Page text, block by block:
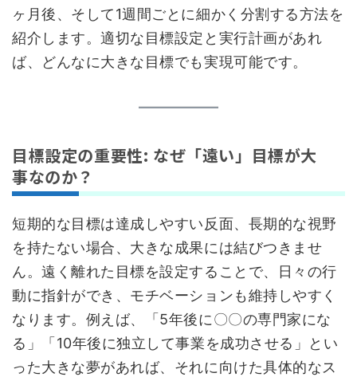
ヶ月後、そして1週間ごとに細かく分割する方法を
紹介します。適切な目標設定と実行計画があれ
ば、どんなに大きな目標でも実現可能です。
目標設定の重要性: なぜ「遠い」目標が大
事なのか？
短期的な目標は達成しやすい反面、長期的な視野
を持たない場合、大きな成果には結びつきませ
ん。遠く離れた目標を設定することで、日々の行
動に指針ができ、モチベーションも維持しやすく
なります。例えば、「5年後に〇〇の専門家にな
る」「10年後に独立して事業を成功させる」とい
った大きな夢があれば、それに向けた具体的なス